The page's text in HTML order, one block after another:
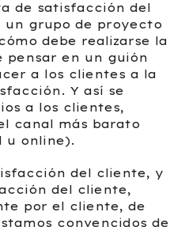
de satisfacción del
grupo de proyecto
debe realizarse la
pensar en un guión
a los clientes a la
Y así se
a los clientes,
canal más barato
u online).
del cliente, y
del cliente,
por el cliente, de
convencidos de